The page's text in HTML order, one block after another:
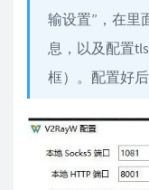
输设置”，在里
息，以及配置
框）。配置好后